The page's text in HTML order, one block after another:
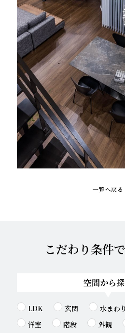
一覧へ戻る
こだわり条件
空間から
LDK 玄関 水まわり
洋室
階段 外観